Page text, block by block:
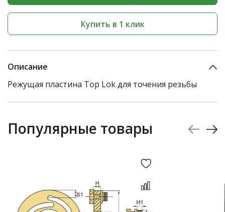
Купить в 1 клик
Описание
Режущая пластина Top Lok для точения резьбы
Популярные товары